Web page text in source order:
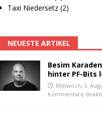
Taxi Niedersetz (2)
NEUESTE ARTIKEL
Besim
hinter PF-Bits
Mittwoch, 5.
Kommentare